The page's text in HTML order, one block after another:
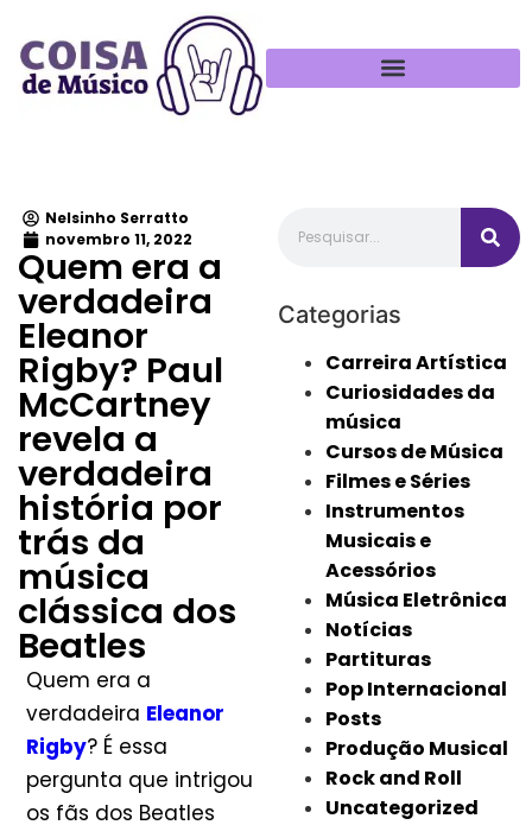
Nelsinho Serratto
novembro 11, 2022
Quem era a
verdadeira
Eleanor
Rigby? Paul
McCartney
revela a
verdadeira
história por
trás da
música
clássica dos
Beatles
Quem era a
verdadeira Eleanor
Rigby? É essa
pergunta que intrigou
os fãs dos Beatles
Categorias
Carreira Artística
Curiosidades da
música
Cursos de Música
Filmes e Séries
Instrumentos
Musicais e
Acessórios
Música Eletrônica
Notícias
Partituras
Pop Internacional
Posts
Produção Musical
Rock and Roll
Uncategorized